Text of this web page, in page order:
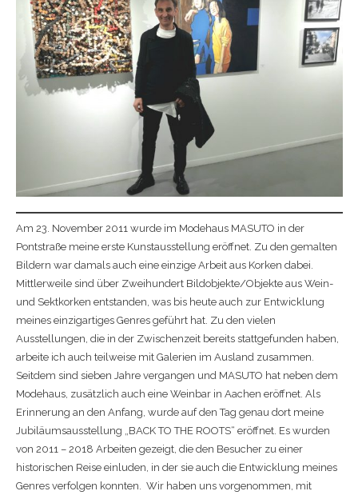
Am 23. November 2011 wurde im Modehaus MASUTO in der
Pontstraße meine erste Kunstausstellung eröffnet. Zu den gemalten
Bildern war damals auch eine einzige Arbeit aus Korken dabei.
Mittlerweile sind über Zweihundert Bildobjekte/Objekte aus Wein-
und Sektkorken entstanden, was bis heute auch zur Entwicklung
meines einzigartiges Genres geführt hat. Zu den vielen
Ausstellungen, die in der Zwischenzeit bereits stattgefunden haben,
arbeite ich auch teilweise mit Galerien im Ausland zusammen.
Seitdem sind sieben Jahre vergangen und MASUTO hat neben dem
Modehaus, zusätzlich auch eine Weinbar in Aachen eröffnet. Als
Erinnerung an den Anfang, wurde auf den Tag genau dort meine
Jubiläumsausstellung „BACK TO THE ROOTS“ eröffnet. Es wurden
von 2011 – 2018 Arbeiten gezeigt, die den Besucher zu einer
historischen Reise einluden, in der sie auch die Entwicklung meines
Genres verfolgen konnten. Wir haben uns vorgenommen, mit